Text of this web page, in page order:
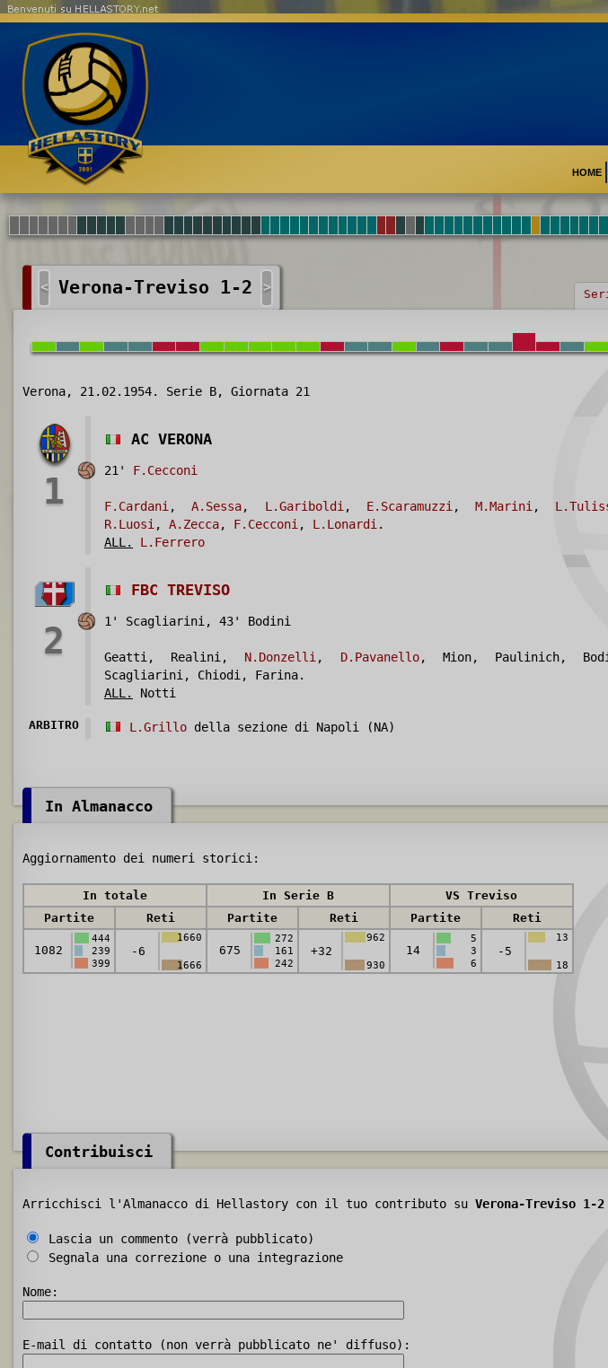
HOME
Benvenuti su HELLASTORY.net
< Verona-Treviso 1-2 >
Verona, 21.02.1954. Serie B, Giornata 21
1
AC VERONA
21' F.Cecconi
F.Cardani ,A.Sessa, L.Gariboldi , E.Scaramuzzi ,M.Marini ,
R.Luosi , A.Zecca, F.Cecconi , L.Lonardi .
ALL.
L.Ferrero
2
FBC TREVISO
1' Scagliarini, 43' Bodini
Geatti, Realini, N.Donzelli , D.Pavanello, Mion, Paulinich,
Scagliarini, Chiodi, Farina.
ALL.
Notti
ARBITRO L.Grillo della sezione di Napoli (NA)
In Almanacco
Aggiornamento dei numeri storici:
In totale In Serie B
VS Treviso
Partite
Reti Partite Reti Partite Reti
1082
444
239
399
-6
1660
1666
675
272
161
242
+32
962
930
14
5
3
6
-5
13
18
Contribuisci
Arricchisci l'Almanacco di Hellastory con il tuo contributo su Verona-Treviso 1-
Lascia un commento (verrà pubblicato)
Segnala una correzione o una integrazione
Nome:
E-mail di contatto (non verrà pubblicato ne' diffuso):